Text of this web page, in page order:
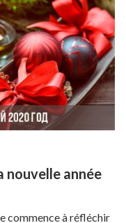
nouvelle année
commence à réfléchir